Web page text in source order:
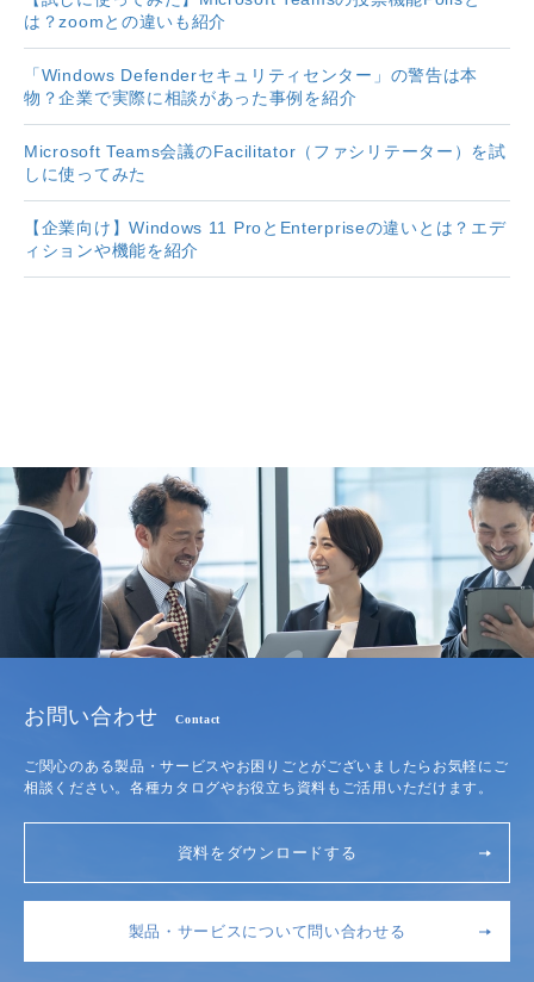
は？zoomとの違いも紹介
「Windows Defenderセキュリティセンター」の警告は本
物？企業で実際に相談があった事例を紹介
Microsoft Teams会議のFacilitator（ファシリテーター）を試
しに使ってみた
【企業向け】Windows 11 ProとEnterpriseの違いとは？エデ
ィションや機能を紹介
お問い合わせ Contact
ご関心のある製品・サービスやお困りごとがございましたらお気軽にご
相談ください。各種カタログやお役立ち資料もご活用いただけます。
資料をダウンロードする
製品・サービスについて問い合わせる